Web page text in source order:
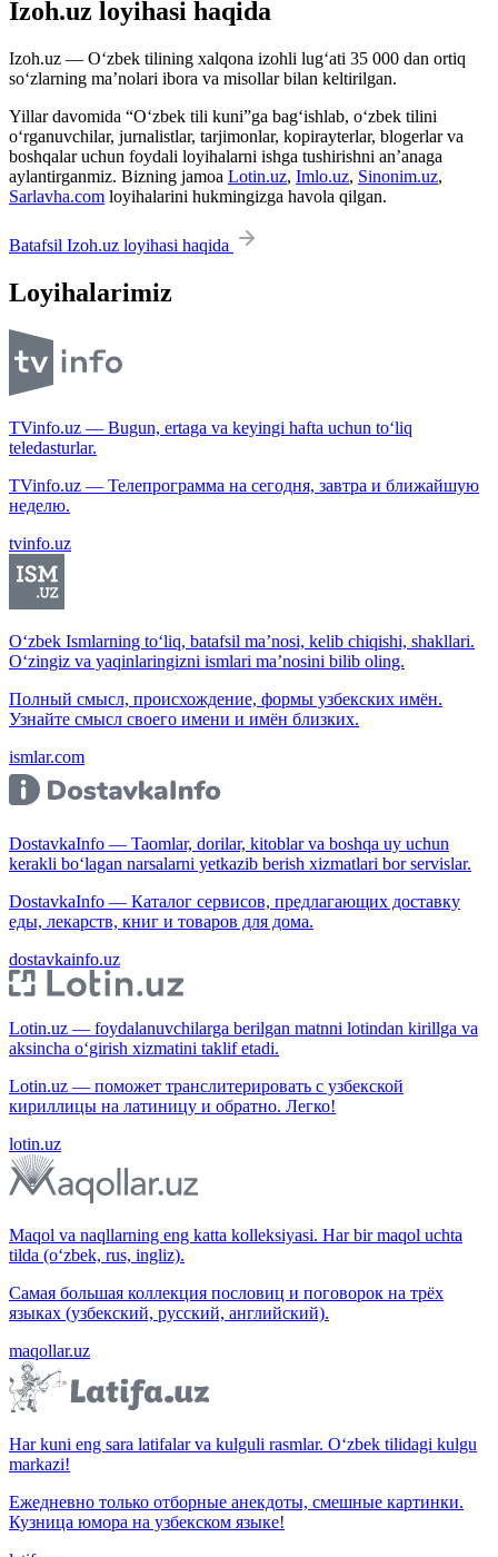
Izoh.uz loyihasi haqida
Izoh.uz — O‘zbek tilining xalqona izohli lug‘ati 35 000 dan ortiq
so‘zlarning ma’nolari ibora va misollar bilan keltirilgan.
Yillar davomida “O‘zbek tili kuni”ga bag‘ishlab, o‘zbek tilini
o‘rganuvchilar, jurnalistlar, tarjimonlar, kopirayterlar, blogerlar va
boshqalar uchun foydali loyihalarni ishga tushirishni an’anaga
aylantirganmiz. Bizning jamoa Lotin.uz, Imlo.uz, Sinonim.uz,
Sarlavha.com loyihalarini hukmingizga havola qilgan.
Batafsil Izoh.uz loyihasi haqida
Loyihalarimiz
TVinfo.uz — Bugun, ertaga va keyingi hafta uchun to‘liq
teledasturlar.
TVinfo.uz — Телепрограмма на сегодня, завтра и ближайшую
неделю.
tvinfo.uz
O‘zbek Ismlarning to‘liq, batafsil ma’nosi, kelib chiqishi, shakllari.
O‘zingiz va yaqinlaringizni ismlari ma’nosini bilib oling.
Полный смысл, происхождение, формы узбекских имён.
Узнайте смысл своего имени и имён близких.
ismlar.com
DostavkaInfo — Taomlar, dorilar, kitoblar va boshqa uy uchun
kerakli bo‘lagan narsalarni yetkazib berish xizmatlari bor servislar.
DostavkaInfo — Каталог сервисов, предлагающих доставку
еды, лекарств, книг и товаров для дома.
dostavkainfo.uz
Lotin.uz — foydalanuvchilarga berilgan matnni lotindan kirillga va
aksincha o‘girish xizmatini taklif etadi.
Lotin.uz — поможет транслитерировать с узбекской
кириллицы на латиницу и обратно. Легко!
lotin.uz
Maqol va naqllarning eng katta kolleksiyasi. Har bir maqol uchta
tilda (o‘zbek, rus, ingliz).
Самая большая коллекция пословиц и поговорок на трёх
языках (узбекский, русский, английский).
maqollar.uz
Har kuni eng sara latifalar va kulguli rasmlar. O‘zbek tilidagi kulgu
markazi!
Ежедневно только отборные анекдоты, смешные картинки.
Кузница юмора на узбекском языке!